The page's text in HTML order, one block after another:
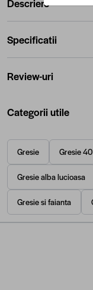
Descriere
Specificatii
Review-uri
Categorii utile
Gresie Gresie
Gresie alba lucioasa
Gresie si faianta